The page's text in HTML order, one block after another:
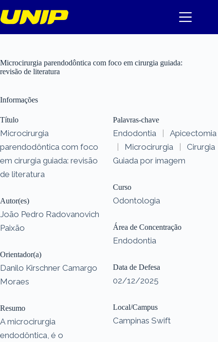
para
o
Microcirurgia parendodôntica com foco em cirurgia guiada:
revisão de literatura
Informações
Título
Microcirurgia
parendodôntica com foco
em cirurgia guiada: revisão
de literatura
Autor(es)
João Pedro Radovanovich
Paixão
Orientador(a)
Danilo Kirschner Camargo
Moraes
Resumo
A microcirurgia
endodôntica, é o
Palavras-chave
Endodontia |
Apicectomia
|
Microcirurgia |
Cirurgia
Guiada por imagem
Curso
Odontologia
Área de Concentração
Endodontia
Data de Defesa
02/12/2025
Local/Campus
Campinas Swift